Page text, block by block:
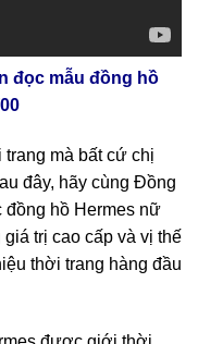
đọc mẫu đồng hồ
mà bất cứ chị
đây, hãy cùng Đồng
đồng hồ Hermes nữ
trị cao cấp và vị thế
thời trang hàng đầu